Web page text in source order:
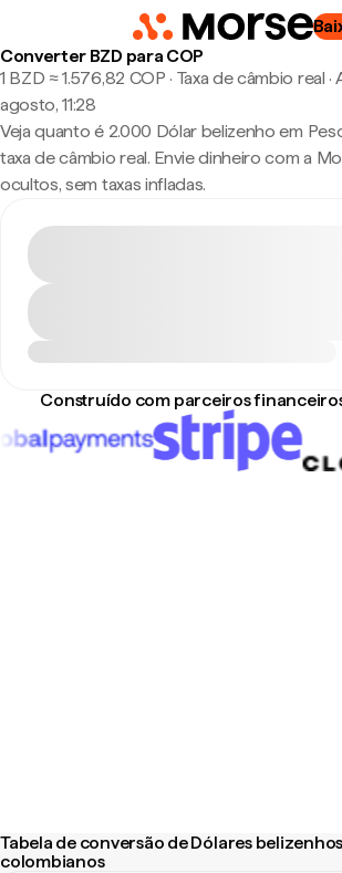
Converter BZD para COP
1 BZD ≈ 1.576,82 COP · Taxa de câmbio real ·
agosto, 11:28
Veja quanto é 2.000 Dólar belizenho em
taxa de câmbio real. Envie dinheiro com a
ocultos, sem taxas infladas.
Construído com parceiros
Tabela de conversão de Dólares
colombianos